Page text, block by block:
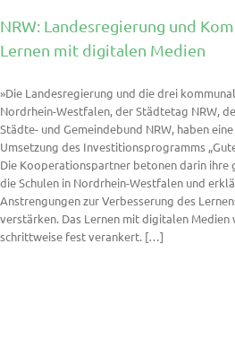
NRW: Landesregierung und
Lernen mit digitalen Medien
»Die Landesregierung und die drei
Nordrhein-Westfalen, der Städtetag NRW,
Städte- und Gemeindebund NRW, haben
Umsetzung des Investitionsprogramms
Die Kooperationspartner betonen darin
die Schulen in Nordrhein-Westfalen und
Anstrengungen zur Verbesserung des
verstärken. Das Lernen mit digitalen Medien
schrittweise fest verankert. […]